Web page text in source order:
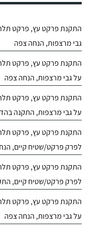
התקנת פרקט עץ, פרקט
גבי מרצפות, הנחה צפה
התקנת פרקט עץ, פרקט
על גבי מרצפות, הנחה צפה
התקנת פרקט עץ, פרקט
על גבי מרצפות, התקנה
התקנת פרקט עץ, פרקט
לפרק פרקט/שטיח קיים,
התקנת פרקט עץ, פרקט
לפרק פרקט/שטיח קיים,
התקנת פרקט עץ, פרקט
על גבי מרצפות, הנחה צפה